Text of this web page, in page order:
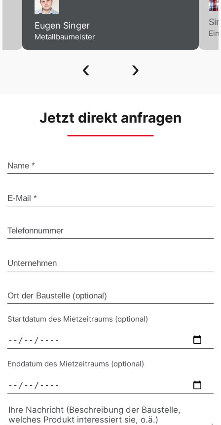
Eugen Singer
Metallbaumeister
‹ ›
Jetzt direkt anfragen
Startdatum des Mietzeitraums (optional)
Enddatum des Mietzeitraums (optional)